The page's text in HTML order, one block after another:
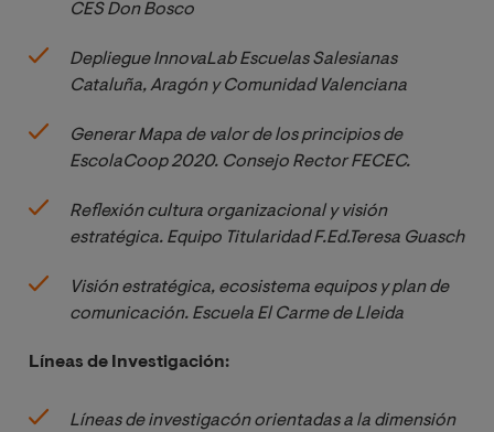
CES Don Bosco
Depliegue InnovaLab Escuelas Salesianas
Cataluña, Aragón y Comunidad Valenciana
Generar Mapa de valor de los principios de
EscolaCoop 2020. Consejo Rector FECEC.
Reflexión cultura organizacional y visión
estratégica. Equipo Titularidad F.Ed.Teresa Guasch
Visión estratégica, ecosistema equipos y plan de
comunicación. Escuela El Carme de Lleida
Líneas de Investigación:
Líneas de investigacón orientadas a la dimensión